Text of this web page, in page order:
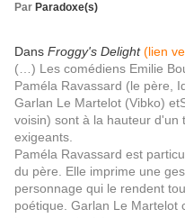
Par Paradoxe(s)
Dans Froggy's Delight (lien
(…) Les comédiens Emilie
Paméla Ravassard (le père,
Garlan Le Martelot (Vibko)
voisin) sont à la hauteur d'un
exigeants.
Paméla Ravassard est
du père. Elle imprime une
personnage qui le rendent
poétique. Garlan Le Martelot